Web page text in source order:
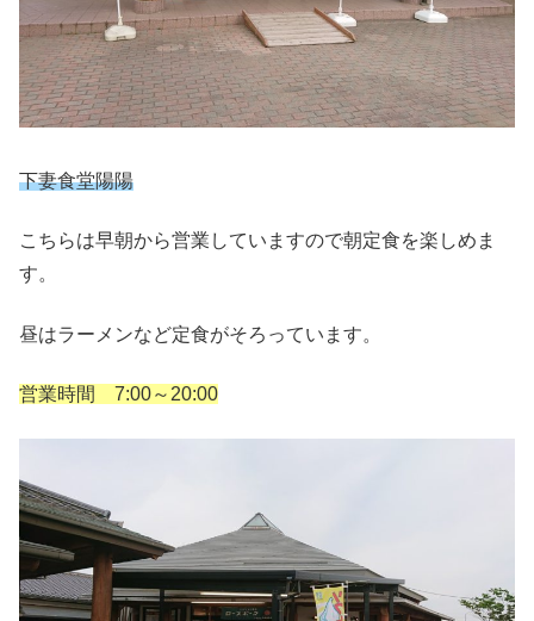
下妻食堂陽陽
こちらは早朝から営業していますので朝定食を楽しめま
す。
昼はラーメンなど定食がそろっています。
営業時間 7:00～20:00